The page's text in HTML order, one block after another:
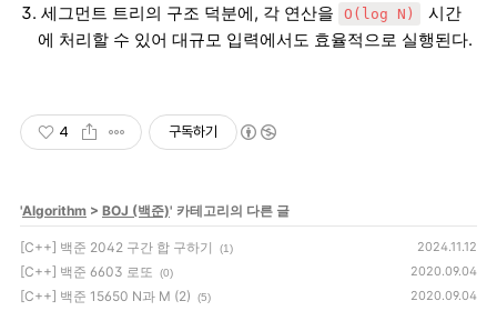
세그먼트 트리의 구조 덕분에, 각 연산을 O(log N)
시간
에 처리할 수 있어 대규모 입력에서도 효율적으로 실행된다.
4 구독하기
'Algorithm > BOJ (백준)' 카테고리의 다른 글
[C++] 백준 2042 구간 합 구하기 (1) 2024.11.12
[C++] 백준 6603 로또 (0) 2020.09.04
[C++] 백준 15650 N과 M (2) (5) 2020.09.04